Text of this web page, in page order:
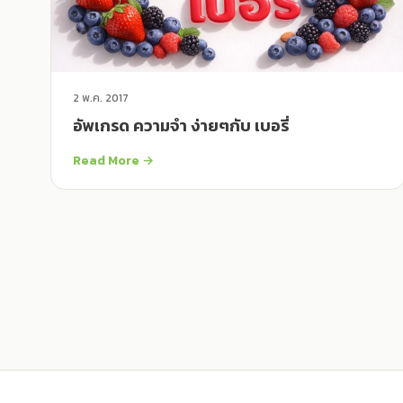
2 พ.ค. 2017
อัพเกรด ความจำ ง่ายๆกับ เบอรี่
Read More →